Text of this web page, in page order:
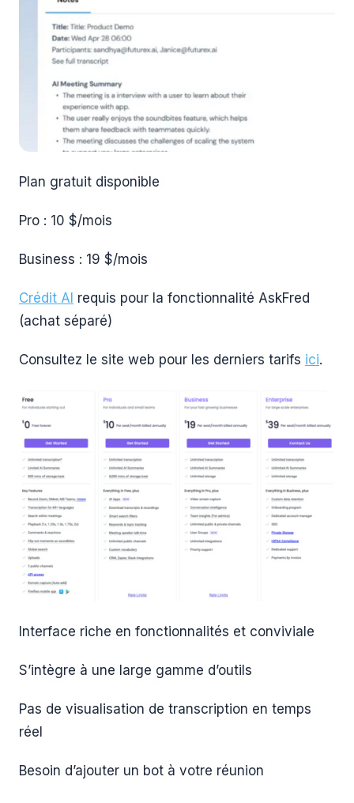
Plan gratuit disponible
Pro : 10 $/mois
Business : 19 $/mois
Crédit AI requis pour la fonctionnalité AskFred
(achat séparé)
Consultez le site web pour les derniers tarifs ici.
Interface riche en fonctionnalités et conviviale
S’intègre à une large gamme d’outils
Pas de visualisation de transcription en temps
réel
Besoin d’ajouter un bot à votre réunion